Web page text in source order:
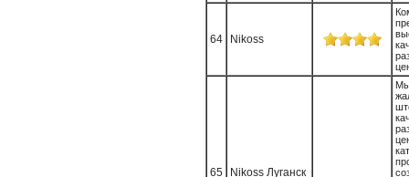
64 Nikoss
65 Nikoss Луганск